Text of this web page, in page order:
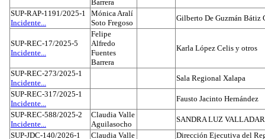
Barrera
SUP-RAP-1191/2025-1
Incidente...
Mónica Aralí
Soto Fregoso
Gilberto De Guzmán Bátiz
SUP-REC-17/2025-5
Incidente...
Felipe
Alfredo
Fuentes
Barrera
Karla López Celis y otros
SUP-REC-273/2025-1
Incidente...
Sala Regional Xalapa
SUP-REC-317/2025-1
Incidente...
Fausto Jacinto Hernández
SUP-REC-588/2025-2
Incidente...
Claudia Valle
Aguilasocho
SANDRA LUZ
SUP-JDC-140/2026-1
Claudia Valle
Dirección Ejecutiva del